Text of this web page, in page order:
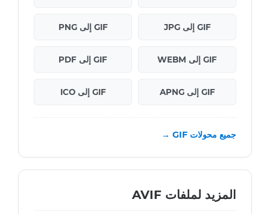
GIF إلى JPG GIF إلى PNG
GIF إلى WEBM GIF إلى PDF
GIF إلى APNG GIF إلى ICO
جميع محولات GIF →
المزيد لملفات AVIF